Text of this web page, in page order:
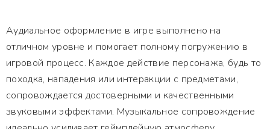
Аудиальное оформление в игре выполнено на
отличном уровне и помогает полному погружению в
игровой процесс. Каждое действие персонажа, будь то
походка, нападения или интеракции с предметами,
сопровождается достоверными и качественными
звуковыми эффектами. Музыкальное сопровождение